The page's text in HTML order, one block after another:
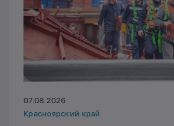
07.08.2026
Красноярский край